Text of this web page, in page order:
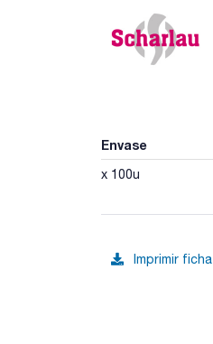
Envase
x 100u
Imprimir